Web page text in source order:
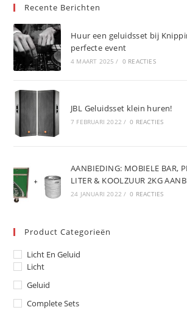
KOOLZUUR
Recente Berichten
Huur een geluidsset bij
perfecte event
4 MAART 2025 / 0 REACTIES
JBL Geluidsset klein huren!
7 FEBRUARI 2022 / 0 REACTIES
AANBIEDING: MOBIELE BAR,
LITER & KOOLZUUR 2KG
24 JANUARI 2022 / 0 REACTIES
Product Categorieën
Licht En Geluid
Licht
Geluid
Complete Sets